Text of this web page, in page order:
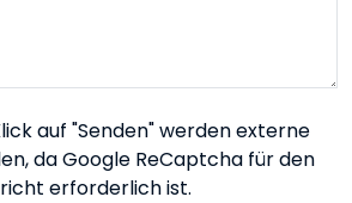
auf "Senden" werden externe
da Google ReCaptcha für den
erforderlich ist.